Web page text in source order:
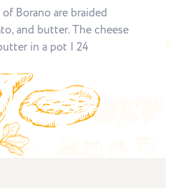
Borano are braided
and butter. The cheese
in a pot | 24